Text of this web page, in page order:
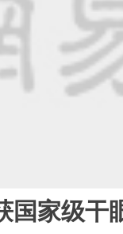
国家级干